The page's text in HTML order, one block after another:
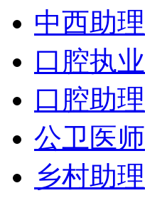
中西助理
口腔执业
口腔助理
公卫医师
乡村助理